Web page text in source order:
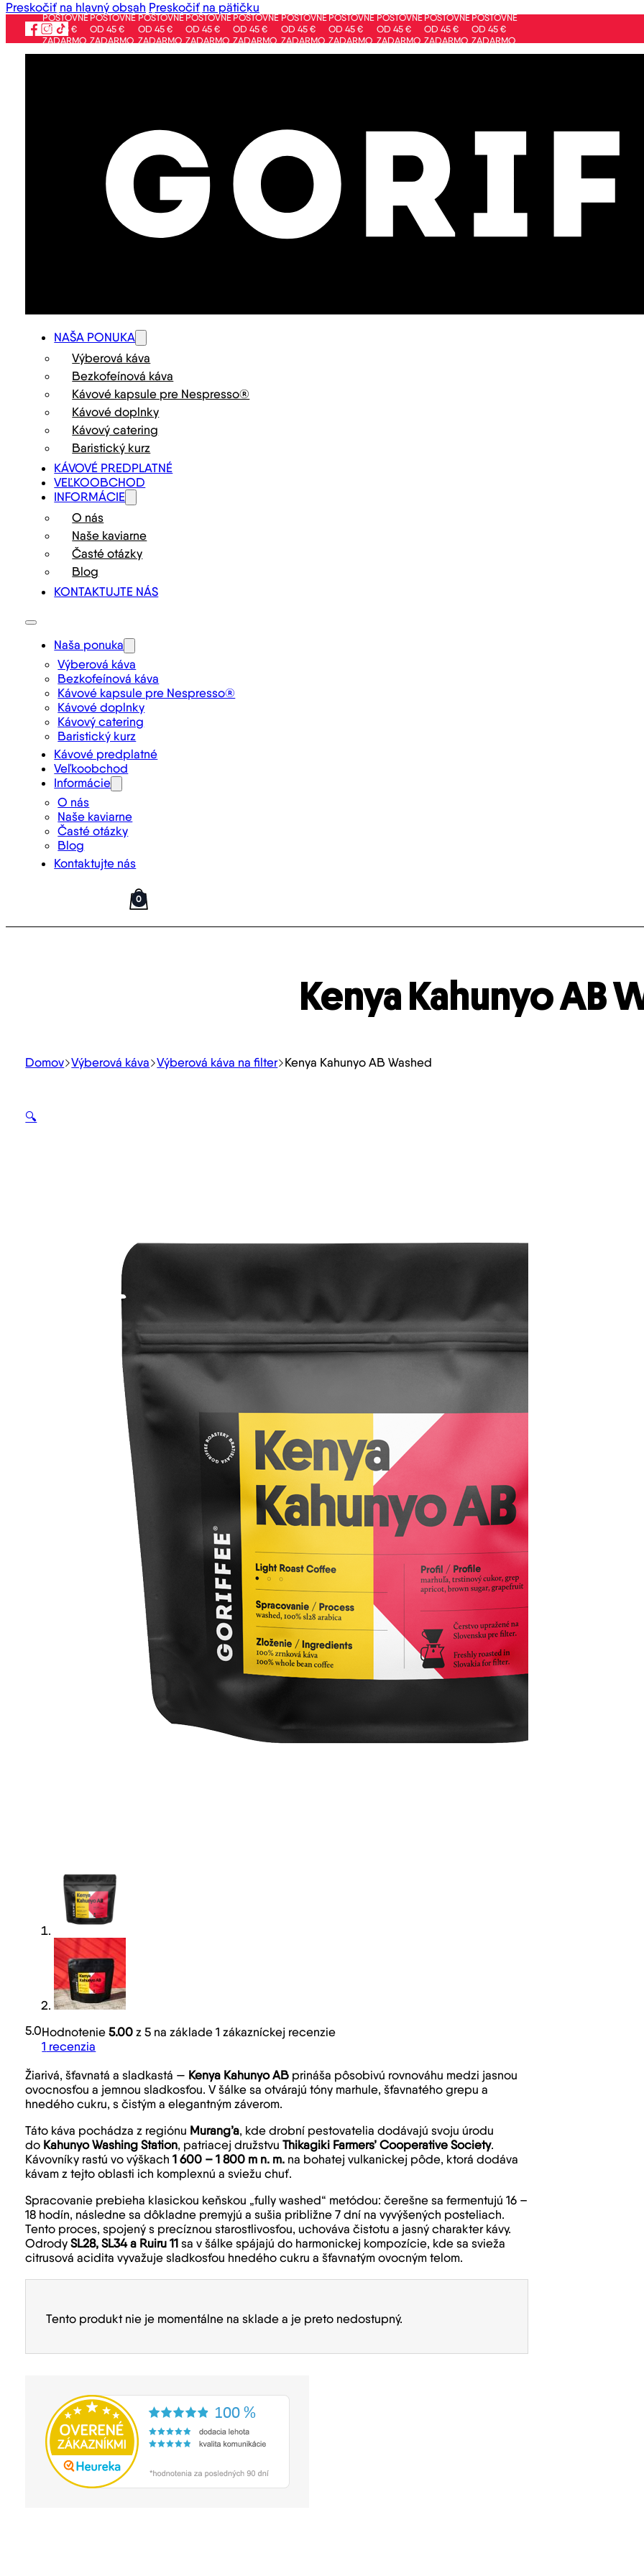
Preskočiť na hlavný obsah Preskočiť na pätičku
POŠTOVNÉ
OD 45 €
ZADARMO
POŠTOVNÉ
OD 45 €
ZADARMO
POŠTOVNÉ
OD 45 €
ZADARMO
POŠTOVNÉ
OD 45 €
ZADARMO
POŠTOVNÉ
OD 45 €
ZADARMO
POŠTOVNÉ
OD 45 €
ZADARMO
POŠTOVNÉ
OD 45 €
ZADARMO
POŠTOVNÉ
OD 45 €
ZADARMO
POŠTOVNÉ
OD 45 €
ZADARMO
POŠTOVNÉ
OD 45 €
ZADARMO
NAŠA PONUKA
Výberová káva
Bezkofeínová káva
Kávové kapsule pre Nespresso®
Kávové doplnky
Kávový catering
Baristický kurz
KÁVOVÉ PREDPLATNÉ
VEĽKOOBCHOD
INFORMÁCIE
O nás
Naše kaviarne
Časté otázky
Blog
KONTAKTUJTE NÁS
Naša ponuka
Výberová káva
Bezkofeínová káva
Kávové kapsule pre Nespresso®
Kávové doplnky
Kávový catering
Baristický kurz
Kávové predplatné
Veľkoobchod
Informácie
O nás
Naše kaviarne
Časté otázky
Blog
Kontaktujte nás
0
Kenya Kahunyo AB
Domov Výberová káva Výberová káva na filter Kenya Kahunyo AB Washed
🔍
5.0Hodnotenie5.00 z 5 na základe1 zákazníckej recenzie
1 recenzia
Žiarivá, šťavnatá a sladkastá — Kenya Kahunyo AB prináša pôsobivú rovnováhu medzi jasnou
ovocnosťou a jemnou sladkosťou. V šálke sa otvárajú tóny marhule, šťavnatého grepu a
hnedého cukru, s čistým a elegantným záverom.
Táto káva pochádza z regiónu Murang’a, kde drobní pestovatelia dodávajú svoju úrodu
do Kahunyo Washing Station, patriacej družstvuThikagiki Farmers’ Cooperative Society.
Kávovníky rastú vo výškach1 600 – 1 800 m n. m. na bohatej vulkanickej pôde, ktorá dodáva
kávam z tejto oblasti ich komplexnú a sviežu chuť.
Spracovanie prebieha klasickou keňskou „fully washed“ metódou: čerešne sa fermentujú 16 –
18 hodín, následne sa dôkladne premyjú a sušia približne 7 dní na vyvýšených posteliach.
Tento proces, spojený s precíznou starostlivosťou, uchováva čistotu a jasný charakter kávy.
OdrodySL28, SL34 a Ruiru 11 sa v šálke spájajú do harmonickej kompozície, kde sa svieža
citrusová acidita vyvažuje sladkosťou hnedého cukru a šťavnatým ovocným telom.
Tento produkt nie je momentálne na sklade a je preto nedostupný.